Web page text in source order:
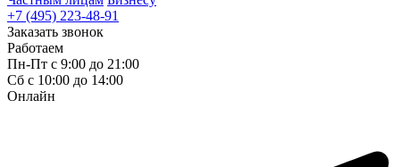
+7 (495) 223-48-91
Заказать звонок
Работаем
Пн-Пт с 9:00 до 21:00
Сб с 10:00 до 14:00
Онлайн